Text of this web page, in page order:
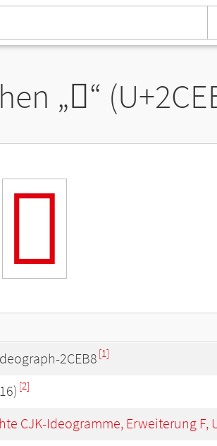
„𬺸“
𬺸
2CEB8 [1]
[2]
CJK-Ideogramme, Erweiterung F,